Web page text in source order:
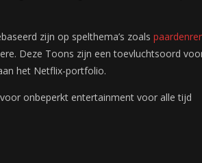
zijn op spelthema’s zoals
Deze Toons zijn een toevluchtsoord
het Netflix-portfolio.
onbeperkt entertainment voor alle tijd